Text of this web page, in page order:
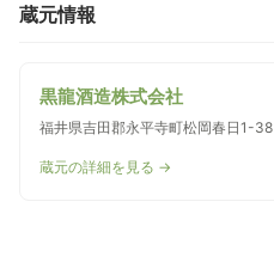
蔵元情報
黒龍酒造株式会社
福井県吉田郡永平寺町松岡春日1-38
蔵元の詳細を見る →